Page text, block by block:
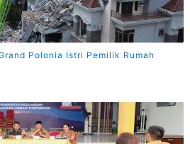
Polonia Istri Pemilik Rumah